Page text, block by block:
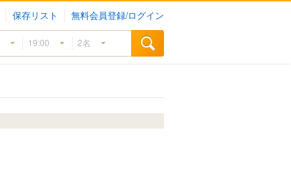
保存リスト 無料会員登録/ログイン